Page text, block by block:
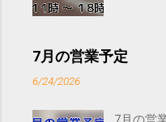
す。 電
ので、ご
7月の営業予定
6/24/2026